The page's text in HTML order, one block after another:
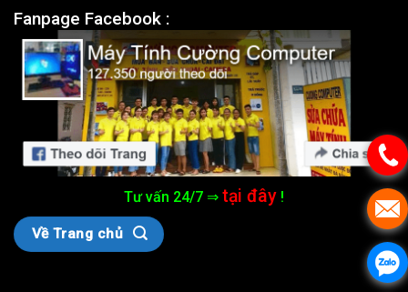
Fanpage Facebook :
Tư vấn 24/7 ⇒ tại đây !
Về Trang chủ